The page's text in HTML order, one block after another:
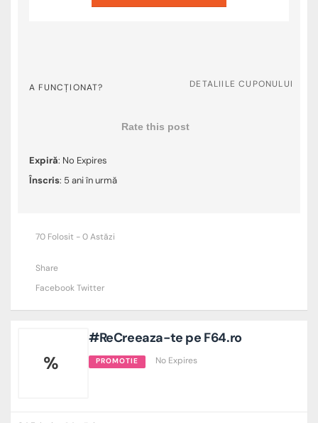
A FUNCȚIONAT? DETALIILE CUPONULUI
Rate this post
Expiră: No Expires
Înscris: 5 ani în urmă
70 Folosit - 0 Astăzi
Share
FacebookTwitter
%
#ReCreeaza-te pe F64.ro
PROMOTIE No Expires